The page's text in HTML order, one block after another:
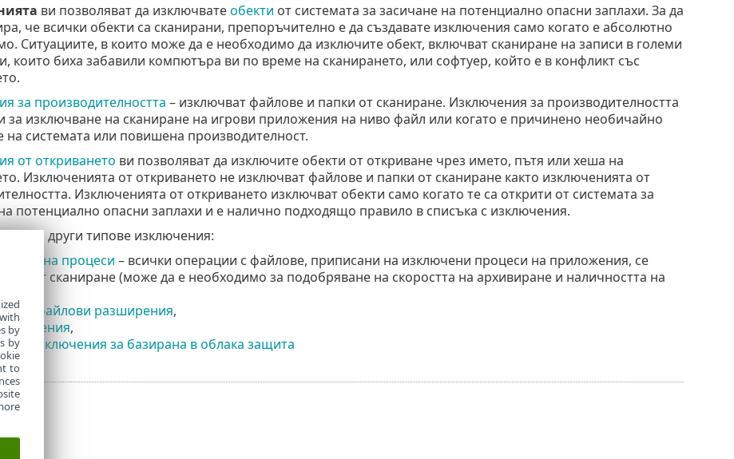
ви позволяват да изключватеобекти от системата за засичане на потенциално опасни заплахи. За да
че всички обекти са сканирани, препоръчително е да създавате изключения само когато е абсолютно
Ситуациите, в които може да е необходимо да изключите обект, включват сканиране на записи в големи
които биха забавили компютъра ви по време на сканирането, или софтуер, който е в конфликт със
за производителността – изключват файлове и папки от сканиране. Изключения за производителността
за изключване на сканиране на игрови приложения на ниво файл или когато е причинено необичайно
на системата или повишена производителност.
от откриването ви позволяват да изключите обекти от откриване чрез името, пътя или хеша на
Изключенията от откриването не изключват файлове и папки от сканиране както изключенията от
Изключенията от откриването изключват обекти само когато те са открити от системата за
потенциално опасни заплахи и е налично подходящо правило в списъка с изключения.
с други типове изключения:
на процеси – всички операции с файлове, приписани на изключени процеси на приложения, се
от сканиране (може да е необходимо за подобряване на скоростта на архивиране и наличността на
файлови разширения,
,
за изключения за базирана в облака защита
by
by
to